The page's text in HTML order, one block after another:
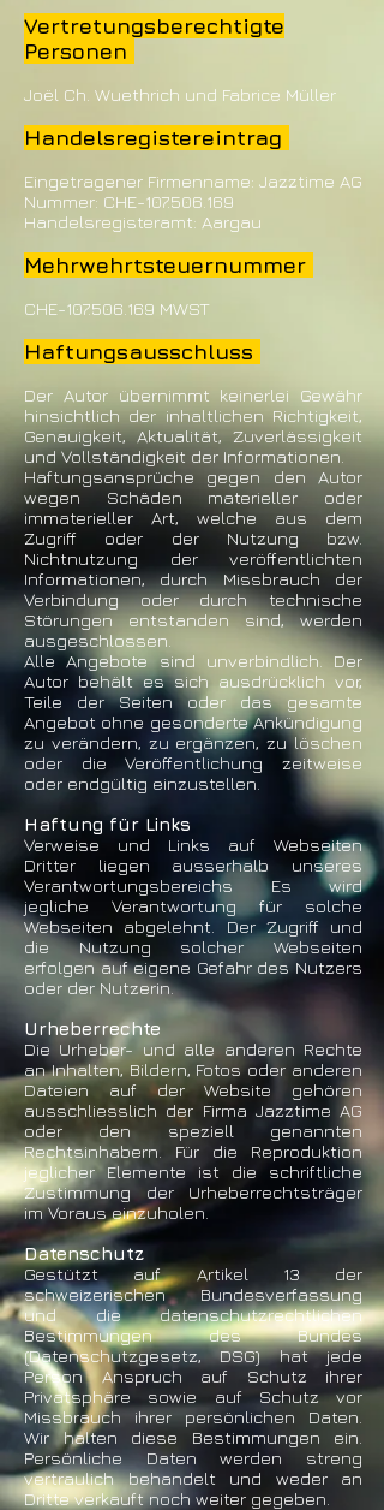
Vertretungsberechtigte
Personen
Joël Ch. Wuethrich und Fabrice Müller
Handelsregistereintrag
Eingetragener Firmenname: Jazztime AG
Nummer: CHE-107.506.169
Handelsregisteramt: Aargau
Mehrwehrtsteuernummer
CHE-107.506.169 MWST
Haftungsausschluss
Der Autor übernimmt keinerlei Gewähr
hinsichtlich der inhaltlichen Richtigkeit,
Genauigkeit, Aktualität, Zuverlässigkeit
und Vollständigkeit der Informationen.
Haftungsansprüche gegen den Autor
wegen Schäden materieller oder
immaterieller Art, welche aus dem
Zugriff oder der Nutzung bzw.
Nichtnutzung der veröffentlichten
Informationen, durch Missbrauch der
Verbindung oder durch technische
Störungen entstanden sind, werden
ausgeschlossen.
Alle Angebote sind unverbindlich. Der
Autor behält es sich ausdrücklich vor,
Teile der Seiten oder das gesamte
Angebot ohne gesonderte Ankündigung
zu verändern, zu ergänzen, zu löschen
oder die Veröffentlichung zeitweise
oder endgültig einzustellen.
Haftung für Links
Verweise und Links auf Webseiten
Dritter liegen ausserhalb unseres
Verantwortungsbereichs Es wird
jegliche Verantwortung für solche
Webseiten abgelehnt. Der Zugriff und
die Nutzung solcher Webseiten
erfolgen auf eigene Gefahr des Nutzers
oder der Nutzerin.
Urheberrechte
Die Urheber- und alle anderen Rechte
an Inhalten, Bildern, Fotos oder anderen
Dateien auf der Website gehören
ausschliesslich der Firma Jazztime AG
oder den speziell genannten
Rechtsinhabern. Für die Reproduktion
jeglicher Elemente ist die schriftliche
Zustimmung der Urheberrechtsträger
im Voraus einzuholen.
Datenschutz
Gestützt auf Artikel 13 der
schweizerischen Bundesverfassung
und die datenschutzrechtlichen
Bestimmungen des Bundes
(Datenschutzgesetz, DSG) hat jede
Person Anspruch auf Schutz ihrer
Privatsphäre sowie auf Schutz vor
Missbrauch ihrer persönlichen Daten.
Wir halten diese Bestimmungen ein.
Persönliche Daten werden streng
vertraulich behandelt und weder an
Dritte verkauft noch weiter gegeben.